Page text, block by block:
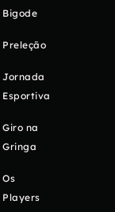
Bigode
Preleção
Jornada
Esportiva
Giro na
Gringa
Os
Players